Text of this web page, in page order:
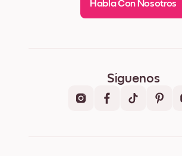
Habla Con Nosotros
Síguenos